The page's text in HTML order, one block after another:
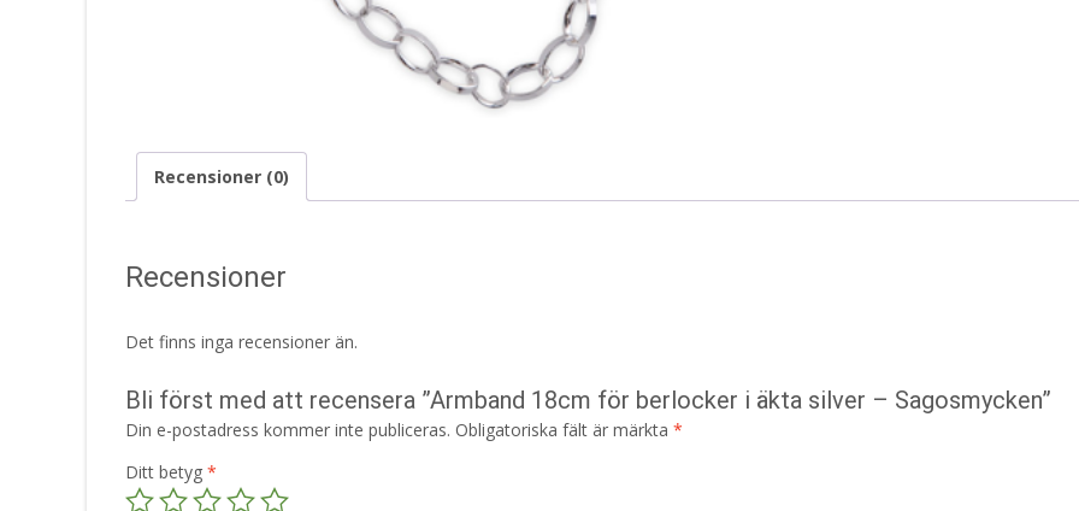
Recensioner (0)
Recensioner
Det finns inga recensioner än.
Bli först med att recensera ”Armband 18cm för berlocker i äkta silver – Sagosmycken”
Din e-postadress kommer inte publiceras. Obligatoriska fält är märkta *
Ditt betyg *